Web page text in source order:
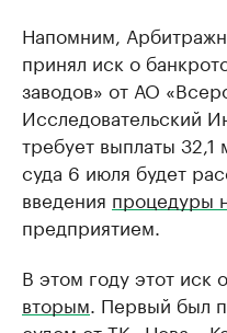
Напомним,
принял иск о
заводов» от АО
Исследовательский
требует выплаты
суда 6 июля будет
введения процедуры
предприятием.
В этом году этот иск
вторым . Первый был